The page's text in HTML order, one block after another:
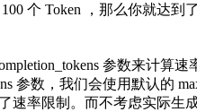
个 Token ，那么你就达
参数来计算
参数，我们会使用默认的
速率限制。而不考虑实际生成